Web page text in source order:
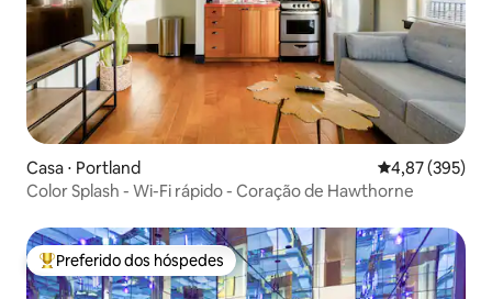
Casa ⋅ Portland 4,87 de uma
4,87 (395)
Color Splash - Wi-Fi rápido - Coração de Hawthorne
Entre os melhores preferidos dos hóspedes
Preferido dos hóspedes